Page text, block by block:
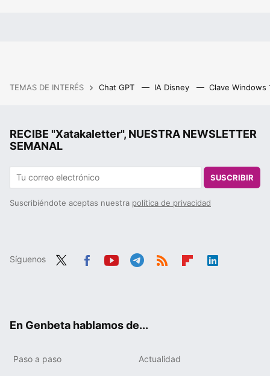
TEMAS DE INTERÉS Chat GPT IA Disney Clave Windows
RECIBE "Xatakaletter", NUESTRA NEWSLETTER
SEMANAL
SUSCRIBIR
Suscribiéndote aceptas nuestra política de privacidad
Síguenos
En Genbeta hablamos de...
Paso a paso Actualidad